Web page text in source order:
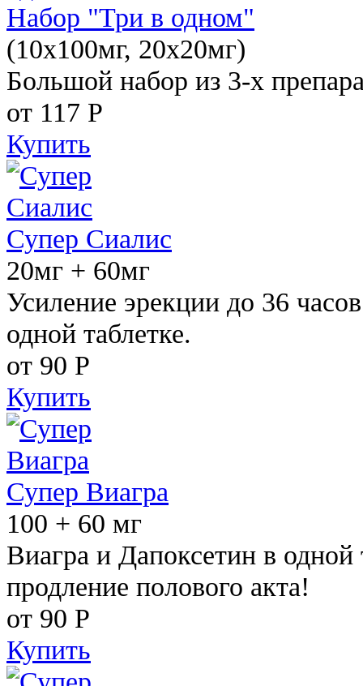
Набор "Три в одном"
(10x100мг, 20x20мг)
Большой набор из 3-х
от 117 Р
Купить
Супер Сиалис
20мг + 60мг
Усиление эрекции до 36
одной таблетке.
от 90 Р
Купить
Супер Виагра
100 + 60 мг
Виагра и Дапоксетин в одной
продление полового акта!
от 90 Р
Купить